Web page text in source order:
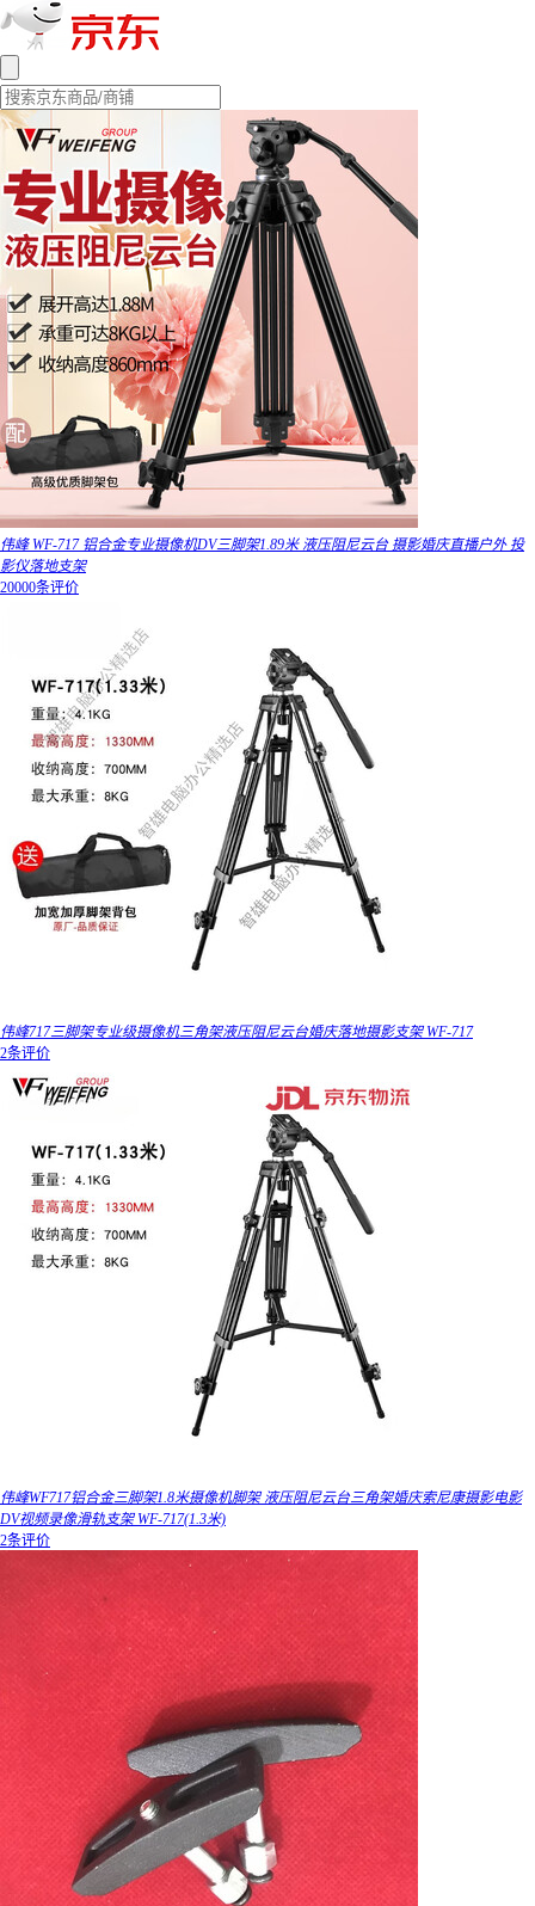
伟峰 WF-717 铝合金专业摄像机DV三脚架1.89米 液压阻尼云台 摄影婚庆直播户外 投
影仪落地支架
20000条评价
伟峰717三脚架专业级摄像机三角架液压阻尼云台婚庆落地摄影支架 WF-717
2条评价
伟峰WF717铝合金三脚架1.8米摄像机脚架 液压阻尼云台三角架婚庆索尼康摄影电影
DV视频录像滑轨支架 WF-717(1.3米)
2条评价